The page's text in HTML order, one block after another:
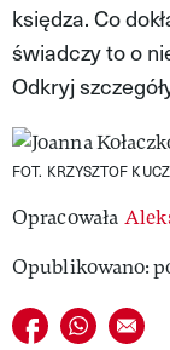
MAGAZYN VIVA!
księdza. Co
świadczy to o
Odkryj
FOT. KRZYSZTOF
Opracowała
Opublikowano:
Udostępnij na
Udostępnij
E-mail